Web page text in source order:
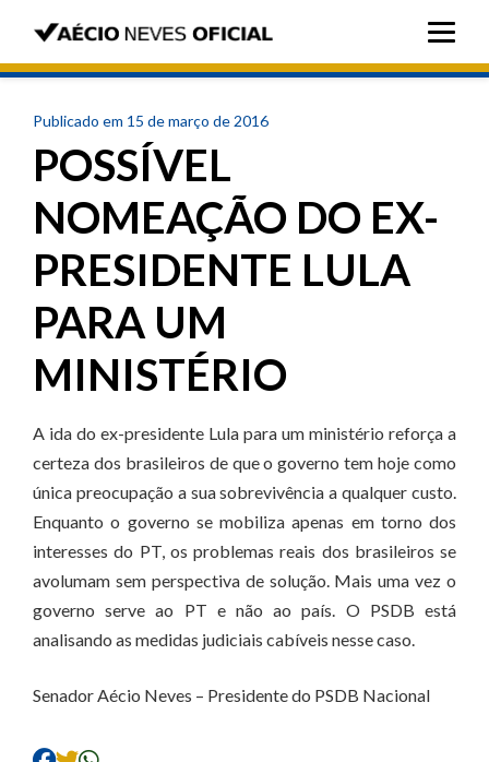
Publicado em 15 de março de 2016
POSSÍVEL
NOMEAÇÃO DO EX-
PRESIDENTE LULA
PARA UM
MINISTÉRIO
A ida do ex-presidente Lula para um ministério reforça a
certeza dos brasileiros de que o governo tem hoje como
única preocupação a sua sobrevivência a qualquer custo.
Enquanto o governo se mobiliza apenas em torno dos
interesses do PT, os problemas reais dos brasileiros se
avolumam sem perspectiva de solução. Mais uma vez o
governo serve ao PT e não ao país. O PSDB está
analisando as medidas judiciais cabíveis nesse caso.
Senador Aécio Neves – Presidente do PSDB Nacional